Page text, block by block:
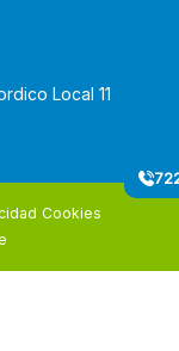
Local 11
Cookies